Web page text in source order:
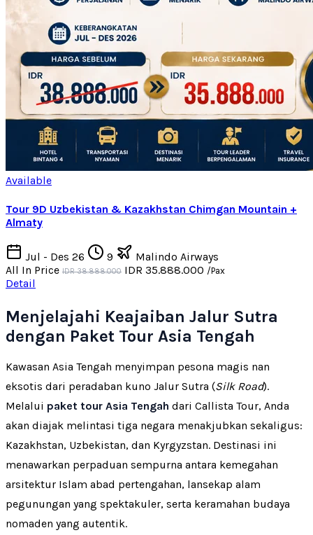
Available
Tour 9D Uzbekistan & Kazakhstan Chimgan Mountain +
Almaty
Jul - Des 26 9
Malindo Airways
All In Price IDR 38.888.000 IDR 35.888.000 /Pax
Detail
Menjelajahi Keajaiban Jalur Sutra
dengan Paket Tour Asia Tengah
Kawasan Asia Tengah menyimpan pesona magis nan
eksotis dari peradaban kuno Jalur Sutra (Silk Road).
Melalui paket tour Asia Tengah dari Callista Tour, Anda
akan diajak melintasi tiga negara menakjubkan sekaligus:
Kazakhstan, Uzbekistan, dan Kyrgyzstan. Destinasi ini
menawarkan perpaduan sempurna antara kemegahan
arsitektur Islam abad pertengahan, lansekap alam
pegunungan yang spektakuler, serta keramahan budaya
nomaden yang autentik.